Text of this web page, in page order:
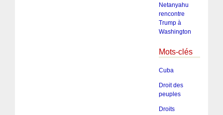
Netanyahu
rencontre
Trump à
Washington
Mots-clés
Cuba
Droit des
peuples
Droits